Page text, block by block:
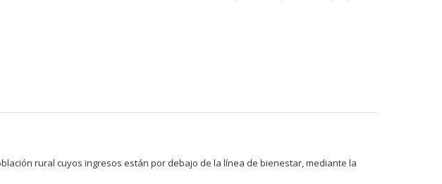
rural cuyos ingresos están por debajo de la línea de bienestar, mediante la